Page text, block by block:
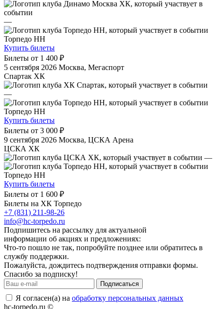
—
Торпедо НН
Купить билеты
Билеты от 1 400 ₽
5 сентября 2026 Москва, Мегаспорт
Спартак ХК
—
Торпедо НН
Купить билеты
Билеты от 3 000 ₽
9 сентября 2026 Москва, ЦСКА Арена
ЦСКА ХК
—
Торпедо НН
Купить билеты
Билеты от 1 600 ₽
Билеты на ХК Торпедо
+7 (831) 211-98-26
info@hc-torpedo.ru
Подпишитесь на рассылку для актуальной
информации об акциях и предложениях:
Что-то пошло не так, попробуйте позднее или обратитесь в
службу поддержки.
Пожалуйста, дождитесь подтверждения отправки формы.
Спасибо за подписку!
Подписаться
Я согласен(а) на обработку персональных данных
hc-torpedo.ru ©